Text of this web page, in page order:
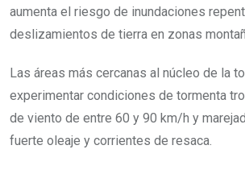
aumenta el riesgo de inundaciones
deslizamientos de tierra en zonas
Las áreas más cercanas al núcleo de la
experimentar condiciones de tormenta
de viento de entre 60 y 90 km/h y
fuerte oleaje y corrientes de resaca.